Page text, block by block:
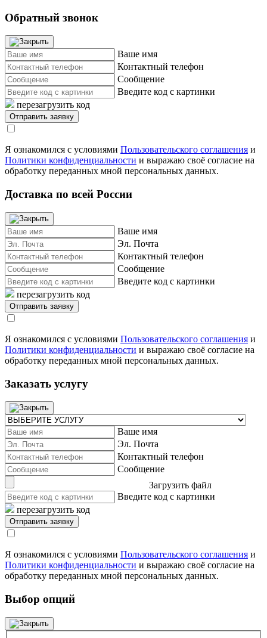
Обратный звонок
Ваше имя
Контактный телефон
Сообщение
Введите код с картинки
перезагрузить код
Я ознакомился с условиями Пользовательского соглашения и
Политики конфиденциальности и выражаю своё согласие на
обработку переданных мной персональных данных.
Доставка по всей России
Ваше имя
Эл. Почта
Контактный телефон
Сообщение
Введите код с картинки
перезагрузить код
Я ознакомился с условиями Пользовательского соглашения и
Политики конфиденциальности и выражаю своё согласие на
обработку переданных мной персональных данных.
Заказать услугу
Ваше имя
Эл. Почта
Контактный телефон
Сообщение
Загрузить файл
Введите код с картинки
перезагрузить код
Я ознакомился с условиями Пользовательского соглашения и
Политики конфиденциальности и выражаю своё согласие на
обработку переданных мной персональных данных.
Выбор опций